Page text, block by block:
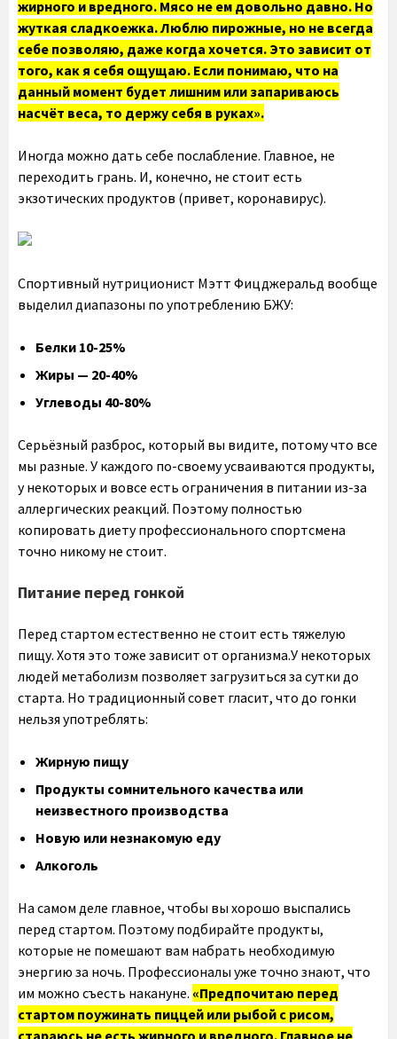
жирного и вредного. Мясо не ем довольно давно. Но
жуткая сладкоежка. Люблю пирожные, но не всегда
себе позволяю, даже когда хочется. Это зависит от
того, как я себя ощущаю. Если понимаю, что на
данный момент будет лишним или запариваюсь
насчёт веса, то держу себя в руках».
Иногда можно дать себе послабление. Главное, не
переходить грань. И, конечно, не стоит есть
экзотических продуктов (привет, коронавирус).
Спортивный нутриционист Мэтт Фицджеральд вообще
выделил диапазоны по употреблению БЖУ:
Белки 10-25%
Жиры — 20-40%
Углеводы 40-80%
Серьёзный разброс, который вы видите, потому что все
мы разные. У каждого по-своему усваиваются продукты,
у некоторых и вовсе есть ограничения в питании из-за
аллергических реакций. Поэтому полностью
копировать диету профессионального спортсмена
точно никому не стоит.
Питание перед гонкой
Перед стартом естественно не стоит есть тяжелую
пищу. Хотя это тоже зависит от организма.У некоторых
людей метаболизм позволяет загрузиться за сутки до
старта. Но традиционный совет гласит, что до гонки
нельзя употреблять:
Жирную пищу
Продукты сомнительного качества или
неизвестного производства
Новую или незнакомую еду
Алкоголь
На самом деле главное, чтобы вы хорошо выспались
перед стартом. Поэтому подбирайте продукты,
которые не помешают вам набрать необходимую
энергию за ночь. Профессионалы уже точно знают, что
им можно съесть накануне. «Предпочитаю перед
стартом поужинать пиццей или рыбой с рисом,
стараюсь не есть жирного и вредного. Главное не